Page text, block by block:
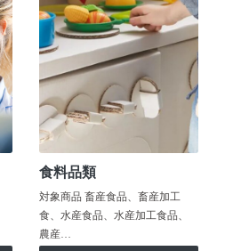
食料品類
対象商品 畜産食品、畜産加工
食、水産食品、水産加工食品、
農産…